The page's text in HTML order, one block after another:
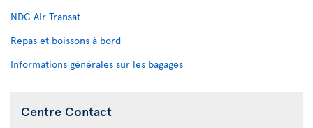
NDC Air Transat
Repas et boissons à bord
Informations générales sur les bagages
Centre Contact